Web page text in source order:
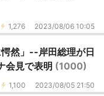
1,276 2023/08/06 10:05
愕然」--岸田総理が日
会見で表明 (1000)
1,100 2023/08/05 21:50